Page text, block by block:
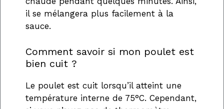
il se mélangera plus facilement à la
sauce.
Comment savoir si mon poulet est
bien cuit ?
Le poulet est cuit lorsqu’il atteint une
température interne de 75°C. Cependant,